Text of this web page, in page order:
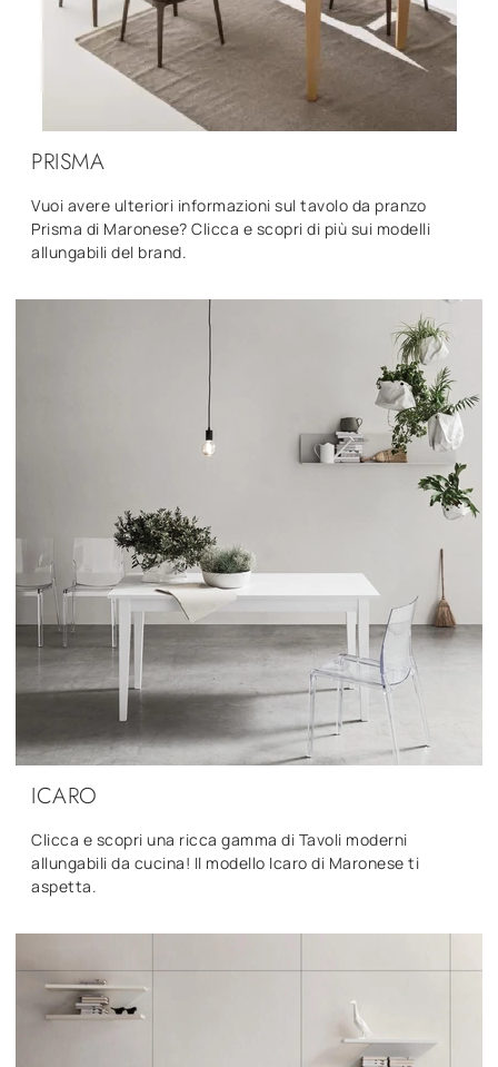
PRISMA
Vuoi avere ulteriori informazioni sul tavolo da pranzo
Prisma di Maronese? Clicca e scopri di più sui modelli
allungabili del brand.
ICARO
Clicca e scopri una ricca gamma di Tavoli moderni
allungabili da cucina! Il modello Icaro di Maronese ti
aspetta.